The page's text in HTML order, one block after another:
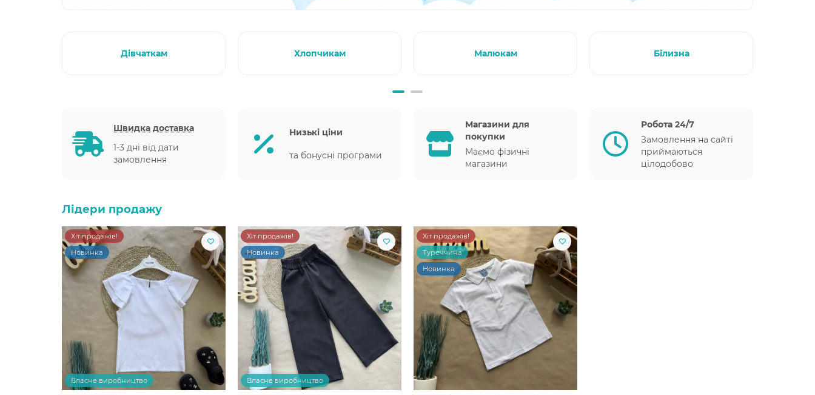
Дівчаткам Хлопчикам Малюкам Білизна
Швидка доставка
1-3 дні від дати
замовлення
Низькі ціни
та бонусні програми
Магазини для
покупки
Маємо фізичні
магазини
Робота 24/7
Замовлення на сайті
приймаються
цілодобово
Лідери продажу
Хіт продажів!
Новинка
Власне виробництво
Хіт продажів!
Новинка
Власне виробництво
Хіт продажів!
Туреччина
Новинка